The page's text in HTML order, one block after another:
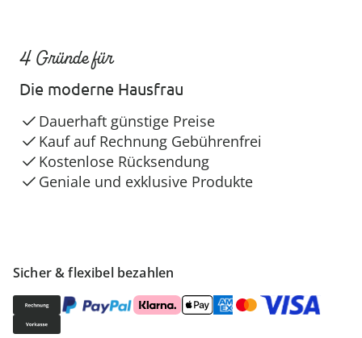
Sicher & flexibel bezahlen
4 Gründe für
Die moderne Hausfrau
Dauerhaft günstige Preise
Kauf auf Rechnung Gebührenfrei
Kostenlose Rücksendung
Geniale und exklusive Produkte